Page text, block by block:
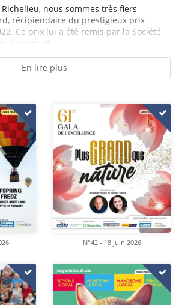
Richelieu, nous sommes très fiers
récipiendaire du prestigieux prix
Ce prix lui a été remis par la Société
auteurs et...
En lire plus
N°42 - 18 juin 2026